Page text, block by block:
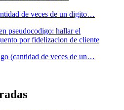
de veces de un digito…
(cantidad de veces de un…